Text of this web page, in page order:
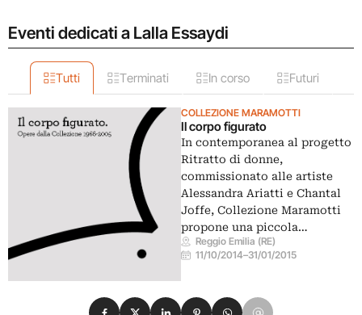
Eventi dedicati a Lalla Essaydi
Tutti Terminati In corso Futuri
COLLEZIONE MARAMOTTI
Il corpo figurato
In contemporanea al progetto
Ritratto di donne,
commissionato alle artiste
Alessandra Ariatti e Chantal
Joffe, Collezione Maramotti
propone una piccola…
Reggio Emilia (RE)
11/10/2014–31/01/2015
Condividi su Facebook
Condividi su X
Condividi su LinkedIn
Condividi su Pinterest
Condividi su WhatsApp
Condividi su Email